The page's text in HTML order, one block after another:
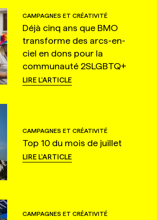
CAMPAGNES ET CRÉATIVITÉ
Déjà cinq ans que BMO
transforme des arcs-en-
ciel en dons pour la
communauté 2SLGBTQ+
LIRE L'ARTICLE
CAMPAGNES ET CRÉATIVITÉ
Top 10 du mois de juillet
LIRE L'ARTICLE
CAMPAGNES ET CRÉATIVITÉ